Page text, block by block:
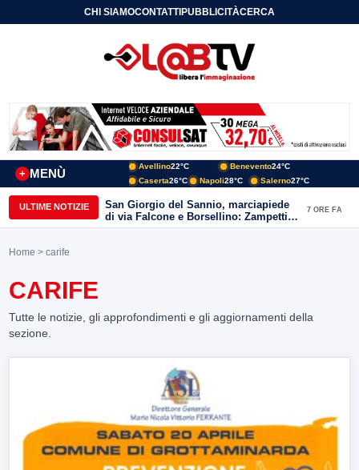
CHI SIAMOCONTATTIPUBBLICITÀCERCA
MENÙ
+
Avellino22°C Benevento24°C
Caserta26°C Napoli28°C Salerno27°C
ULTIME NOTIZIE
San Giorgio del Sannio, marciapiede
di via Falcone e Borsellino: Zampetti e
Lombardi replicano alle polemiche
7 ORE FA
Home > carife
CARIFE
Tutte le notizie, gli approfondimenti e gli aggiornamenti della
sezione.